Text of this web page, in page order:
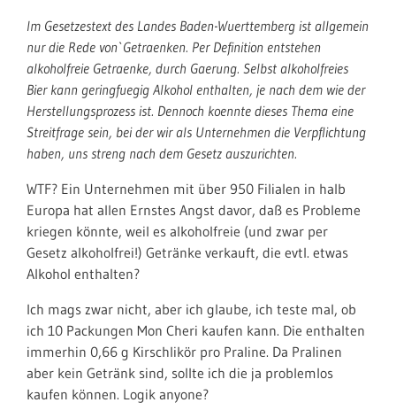
Im Gesetzestext des Landes Baden-Wuerttemberg ist allgemein
nur die Rede von`Getraenken. Per Definition entstehen
alkoholfreie Getraenke, durch Gaerung. Selbst alkoholfreies
Bier kann geringfuegig Alkohol enthalten, je nach dem wie der
Herstellungsprozess ist. Dennoch koennte dieses Thema eine
Streitfrage sein, bei der wir als Unternehmen die Verpflichtung
haben, uns streng nach dem Gesetz auszurichten.
WTF? Ein Unternehmen mit über 950 Filialen in halb
Europa hat allen Ernstes Angst davor, daß es Probleme
kriegen könnte, weil es alkoholfreie (und zwar per
Gesetz alkoholfrei!) Getränke verkauft, die evtl. etwas
Alkohol enthalten?
Ich mags zwar nicht, aber ich glaube, ich teste mal, ob
ich 10 Packungen Mon Cheri kaufen kann. Die enthalten
immerhin 0,66 g Kirschlikör pro Praline. Da Pralinen
aber kein Getränk sind, sollte ich die ja problemlos
kaufen können. Logik anyone?